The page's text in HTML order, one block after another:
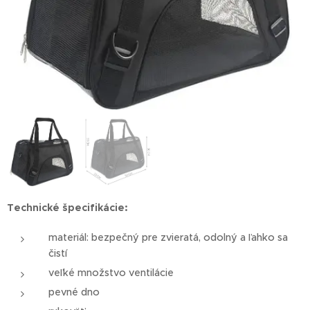
Technické špecifikácie:
materiál: bezpečný pre zvieratá, odolný a ľahko sa
čistí
veľké množstvo ventilácie
pevné dno